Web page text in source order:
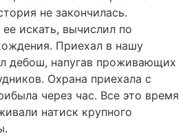
не закончилась.
искать, вычислил по
Приехал в нашу
дебош, напугав проживающих
Охрана приехала с
через час. Все это время
натиск крупного